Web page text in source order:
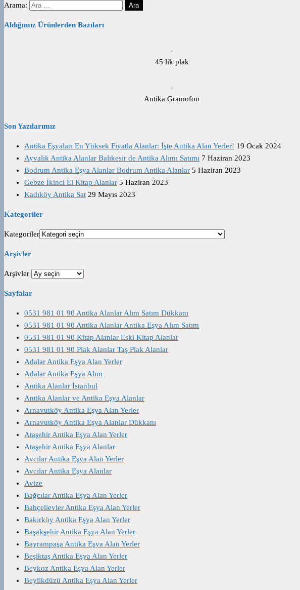
Arama:
Aldığımız Ürünlerden Bazıları
45 lik plak
Antika Gramofon
Son Yazılarımız
Antika Eşyaları En Yüksek Fiyatla Alanlar: İşte Antika Alan Yerler! 19 Ocak 2024
Ayvalık Antika Alanlar Balıkesir de Antika Alımı Satımı 7 Haziran 2023
Bodrum Antika Eşya Alanlar Bodrum Antika Alanlar 5 Haziran 2023
Gebze İkinci El Kitap Alanlar 5 Haziran 2023
Kadıköy Antika Sat 29 Mayıs 2023
Kategoriler
Kategoriler
Arşivler
Arşivler
Sayfalar
0531 981 01 90 Antika Alanlar Alım Satım Dükkanı
0531 981 01 90 Antika Alanlar Antika Eşya Alım Satım
0531 981 01 90 Kitap Alanlar Eski Kitap Alanlar
0531 981 01 90 Plak Alanlar Taş Plak Alanlar
Adalar Antika Eşya Alan Yerler
Adalar Antika Eşya Alım
Antika Alanlar İstanbul
Antika Alanlar ve Antika Eşya Alanlar
Arnavutköy Antika Eşya Alan Yerler
Arnavutköy Antika Eşya Alanlar Dükkanı
Ataşehir Antika Eşya Alan Yerler
Ataşehir Antika Eşya Alanlar
Avcılar Antika Eşya Alan Yerler
Avcılar Antika Eşya Alanlar
Avize
Bağcılar Antika Eşya Alan Yerler
Bahçelievler Antika Eşya Alan Yerler
Bakırköy Antika Eşya Alan Yerler
Başakşehir Antika Eşya Alan Yerler
Bayrampaşa Antika Eşya Alan Yerler
Beşiktaş Antika Eşya Alan Yerler
Beykoz Antika Eşya Alan Yerler
Beylikdüzü Antika Eşya Alan Yerler